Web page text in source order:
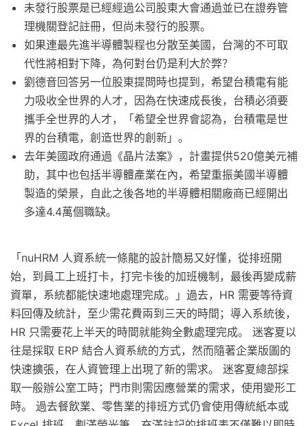
未發行股票是已經經過公司股東大會通過並已在證券管
理機關登記註冊，但尚未發行的股票。
如果連最先進半導體製程也分散至美國，台灣的不可取
代性將相對下降，為何對台仍是利大於弊？
劉德音回答另一位股東提問時也提到，希望台積電有能
力吸收全世界的人才，因為在快速成長後，台積必須要
攜手全世界的人才，「希望全世界會認為，台積電是世
界的台積電，創造世界的創新」。
去年美國政府通過《晶片法案》，計畫提供520億美元補
助，其中也包括半導體產業在內，希望重振美國半導體
製造的榮景，自此之後各地的半導體相關廠商已經開出
多達4.4萬個職缺。
「nuHRM 人資系統一條龍的設計簡易又好懂，從排班開
始，到員工上班打卡，打完卡後的加班機制，最後再變成薪
資單，系統都能快速地處理完成。」過去，HR 需要等待資
料回傳及統計，至少需花費兩到三天的時間；導入系統後，
HR 只需要花上半天的時間就能夠全數處理完成。 迷客夏以
往是採取 ERP 結合人資系統的方式，然而隨著企業版圖的
快速擴張，在人資管理上出現了新的需求。 迷客夏總部採
取一般辦公室工時；門市則需因應營業的需求，使用變形工
時。 過去餐飲業、零售業的排班方式仍會使用傳統紙本或